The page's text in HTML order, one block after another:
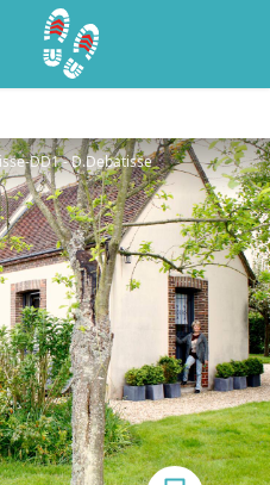
DD1 - D.Debatisse